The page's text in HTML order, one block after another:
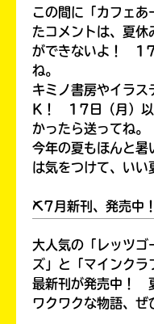
この間に「カフェあ
たコメントは、夏休
ができないよ！ 17
ね。
キミノ書房やイラ
K！ 17日（月）以
かったら送ってね。
今年の夏もほんと暑
は気をつけて、いい
⛏7月新刊、発売中！
大人気の「レッツゴ
ズ」と「マインクラ
最新刊が発売中！
ワクワクな物語、ぜ